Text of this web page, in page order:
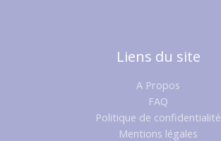
Liens du site
A Propos
FAQ
Politique de confidentialité
Mentions légales